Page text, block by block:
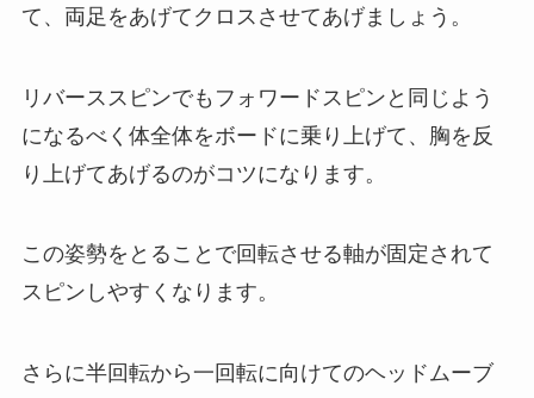
て、両足をあげてクロスさせてあげましょう。
リバーススピンでもフォワードスピンと同じよう
になるべく体全体をボードに乗り上げて、胸を反
り上げてあげるのがコツになります。
この姿勢をとることで回転させる軸が固定されて
スピンしやすくなります。
さらに半回転から一回転に向けてのヘッドムーブ